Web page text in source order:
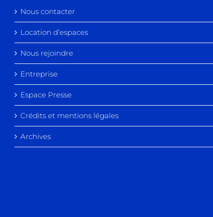
Nous contacter
Location d’espaces
Nous rejoindre
Entreprise
Espace Presse
Crédits et mentions légales
Archives